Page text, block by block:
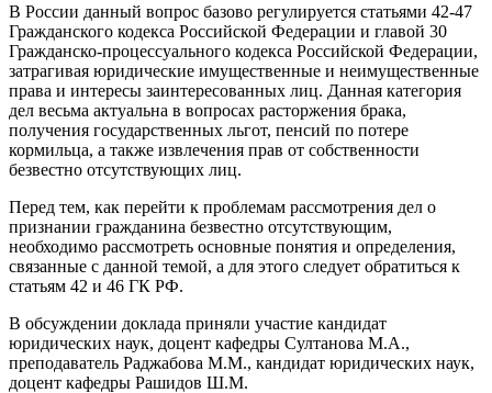
В России данный вопрос базово регулируется статьями 42-47
Гражданского кодекса Российской Федерации и главой 30
Гражданско-процессуального кодекса Российской Федерации,
затрагивая юридические имущественные и неимущественные
права и интересы заинтересованных лиц. Данная категория
дел весьма актуальна в вопросах расторжения брака,
получения государственных льгот, пенсий по потере
кормильца, а также извлечения прав от собственности
безвестно отсутствующих лиц.
Перед тем, как перейти к проблемам рассмотрения дел о
признании гражданина безвестно отсутствующим,
необходимо рассмотреть основные понятия и определения,
связанные с данной темой, а для этого следует обратиться к
статьям 42 и 46 ГК РФ.
В обсуждении доклада приняли участие кандидат
юридических наук, доцент кафедры Султанова М.А.,
преподаватель Раджабова М.М., кандидат юридических наук,
доцент кафедры Рашидов Ш.М.